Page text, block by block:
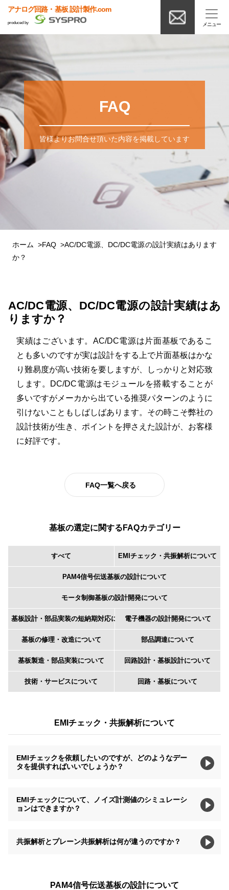
アナログ回路・基板 設計製作.com
produced by
FAQ
皆様よりお問合せ頂いた内容を掲載しています
ホーム FAQ
AC/DC電源、DC/DC電源の設計実績はあります
か？
AC/DC電源、DC/DC電源の設計実績はあ
りますか？
実績はございます。AC/DC電源は片面基板であるこ
とも多いのですが実は設計をする上で片面基板はかな
り難易度が高い技術を要しますが、しっかりと対応致
します。DC/DC電源はモジュールを搭載することが
多いですがメーカから出ている推奨パターンのように
引けないこともしばしばあります。その時こそ弊社の
設計技術が生き、ポイントを押さえた設計が、お客様
に好評です。
FAQ一覧へ戻る
基板の選定に関するFAQカテゴリー
すべて EMIチェック・共振解析について
PAM4信号伝送基板の設計について
モータ制御基板の設計開発について
基板設計・部品実装の短納期対応について電子機器の設計開発について
基板の修理・改造について 部品調達について
基板製造・部品実装について 回路設計・基板設計について
技術・サービスについて 回路・基板について
EMIチェック・共振解析について
EMIチェックを依頼したいのですが、どのようなデー
タを提供すればいいでしょうか？
EMIチェックについて、ノイズ計測値のシミュレーシ
ョンはできますか？
共振解析とプレーン共振解析は何が違うのですか？
PAM4信号伝送基板の設計について